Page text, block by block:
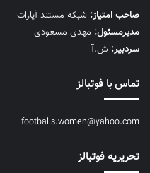
صاحب امتیاز: شبکه مستند آپارات
مديرمسئول: مهدی مسعودی
سردبیر: ش.آ
تماس با فوتبالز
footballs.women@yahoo.com
تحریریه فوتبالز